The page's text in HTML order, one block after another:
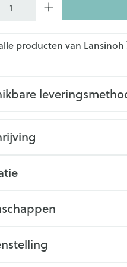
producten van Lansinoh